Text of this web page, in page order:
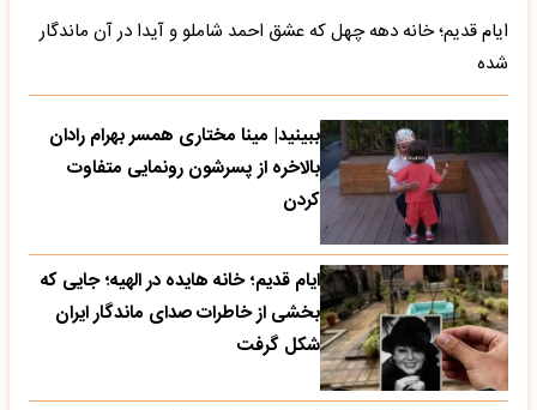
ایام قدیم؛ خانه دهه چهل که عشق احمد شاملو و آیدا در آن ماندگار
شده
ببینید| مینا مختاری همسر بهرام رادان
بالاخره از پسرشون رونمایی متفاوت
کردن
ایام قدیم؛ خانه هایده در الهیه؛ جایی که
بخشی از خاطرات صدای ماندگار ایران
شکل گرفت